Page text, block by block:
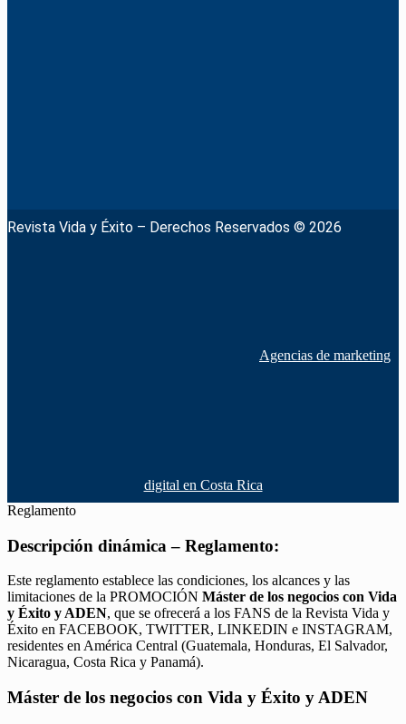
Revista Vida y Éxito – Derechos Reservados © 2026
Agencias de marketing
digital en Costa Rica
Reglamento
Descripción dinámica – Reglamento:
Este reglamento establece las condiciones, los alcances y las
limitaciones de la PROMOCIÓN Máster de los negocios con Vida
y Éxito y ADEN, que se ofrecerá a los FANS de la Revista Vida y
Éxito en FACEBOOK, TWITTER, LINKEDIN e INSTAGRAM,
residentes en América Central (Guatemala, Honduras, El Salvador,
Nicaragua, Costa Rica y Panamá).
Máster de los negocios con Vida y Éxito y ADEN